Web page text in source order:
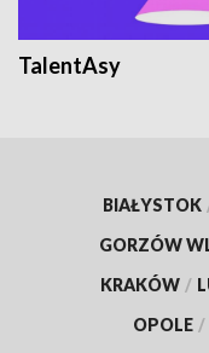
TalentAsy
BIAŁYSTOK
GORZÓW
KRAKÓW /
OPOLE /